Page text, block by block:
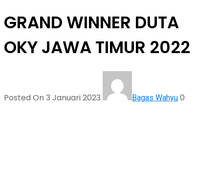
GRAND WINNER DUTA
OKY JAWA TIMUR 2022
Posted On 3 Januari 2023 Bagas Wahyu 0